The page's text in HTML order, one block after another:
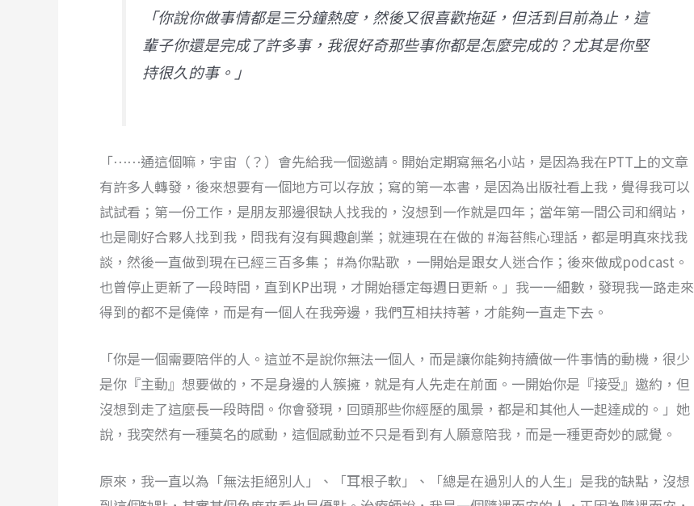
「你說你做事情都是三分鐘熱度，然後又很喜歡拖延，但活到目前為止，這
輩子你還是完成了許多事，我很好奇那些事你都是怎麼完成的？尤其是你堅
持很久的事。」
「⋯⋯通這個嘛，宇宙（？）會先給我一個邀請。開始定期寫無名小站，是因為我在PTT上的文章
有許多人轉發，後來想要有一個地方可以存放；寫的第一本書，是因為出版社看上我，覺得我可以
試試看；第一份工作，是朋友那邊很缺人找我的，沒想到一作就是四年；當年第一間公司和網站，
也是剛好合夥人找到我，問我有沒有興趣創業；就連現在在做的 #海苔熊心理話，都是明真來找我
談，然後一直做到現在已經三百多集； #為你點歌 ，一開始是跟女人迷合作；後來做成podcast。
也曾停止更新了一段時間，直到KP出現，才開始穩定每週日更新。」我一一細數，發現我一路走來
得到的都不是僥倖，而是有一個人在我旁邊，我們互相扶持著，才能夠一直走下去。
「你是一個需要陪伴的人。這並不是說你無法一個人，而是讓你能夠持續做一件事情的動機，很少
是你『主動』想要做的，不是身邊的人簇擁，就是有人先走在前面。一開始你是『接受』邀約，但
沒想到走了這麼長一段時間。你會發現，回頭那些你經歷的風景，都是和其他人一起達成的。」她
說，我突然有一種莫名的感動，這個感動並不只是看到有人願意陪我，而是一種更奇妙的感覺。
原來，我一直以為「無法拒絕別人」、「耳根子軟」、「總是在過別人的人生」是我的缺點，沒想